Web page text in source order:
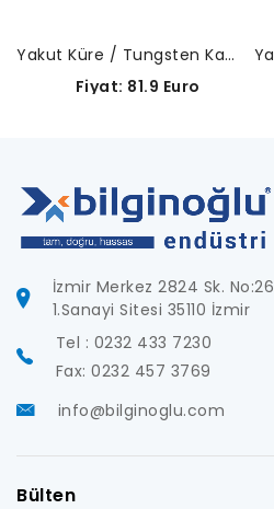
Yakut Küre / Tungsten Karbür Gövde-A-5003-4796
Fiyat: 81.9 Euro
İzmir Merkez 2824 Sk. No:26
1.Sanayi Sitesi 35110 İzmir
Tel : 0232 433 7230
Fax: 0232 457 3769
info@bilginoglu.com
Bülten